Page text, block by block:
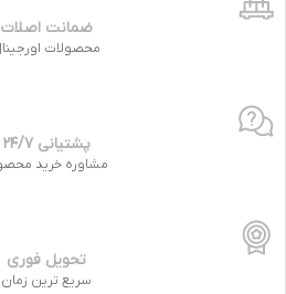
ضمانت اصلات
محصولات
پشتیانی 24/7
مشاوره خرید
تحویل فوری
سریع ترین زمان